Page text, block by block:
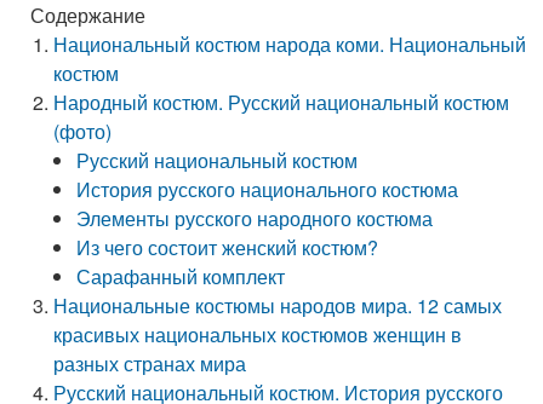
Содержание
Национальный костюм народа коми. Национальный
костюм
Народный костюм. Русский национальный костюм
(фото)
Русский национальный костюм
История русского национального костюма
Элементы русского народного костюма
Из чего состоит женский костюм?
Сарафанный комплект
Национальные костюмы народов мира. 12 самых
красивых национальных костюмов женщин в
разных странах мира
Русский национальный костюм. История русского